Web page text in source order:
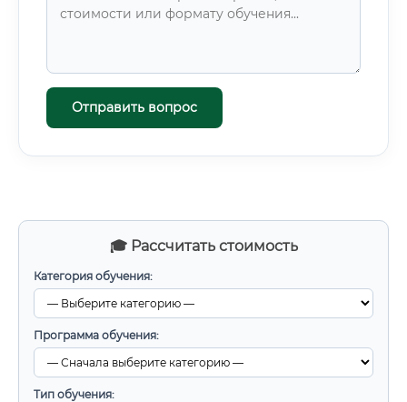
🎓 Рассчитать стоимость
Категория обучения:
Программа обучения:
Тип обучения:
Отправить вопрос